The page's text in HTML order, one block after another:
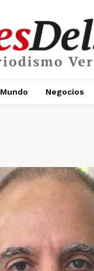
Mundo Negocios